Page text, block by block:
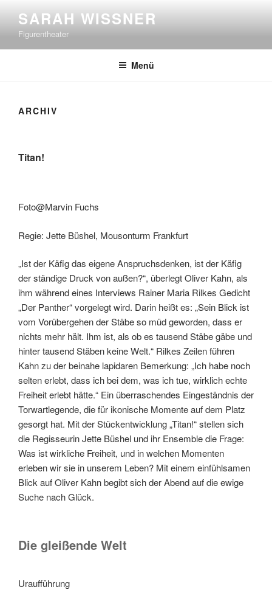
Inhalt
springen
SARAH WISSNER
Figurentheater
Menü
ARCHIV
Titan!
Foto@Marvin Fuchs
Regie: Jette Büshel, Mousonturm Frankfurt
„Ist der Käfig das eigene Anspruchsdenken, ist der Käfig
der ständige Druck von außen?“, überlegt Oliver Kahn, als
ihm während eines Interviews Rainer Maria Rilkes Gedicht
„Der Panther“ vorgelegt wird. Darin heißt es: „Sein Blick ist
vom Vorübergehen der Stäbe so müd geworden, dass er
nichts mehr hält. Ihm ist, als ob es tausend Stäbe gäbe und
hinter tausend Stäben keine Welt.“ Rilkes Zeilen führen
Kahn zu der beinahe lapidaren Bemerkung: „Ich habe noch
selten erlebt, dass ich bei dem, was ich tue, wirklich echte
Freiheit erlebt hätte.“ Ein überraschendes Eingeständnis der
Torwartlegende, die für ikonische Momente auf dem Platz
gesorgt hat. Mit der Stückentwicklung „Titan!“ stellen sich
die Regisseurin Jette Büshel und ihr Ensemble die Frage:
Was ist wirkliche Freiheit, und in welchen Momenten
erleben wir sie in unserem Leben? Mit einem einfühlsamen
Blick auf Oliver Kahn begibt sich der Abend auf die ewige
Suche nach Glück.
Die gleißende Welt
Uraufführung